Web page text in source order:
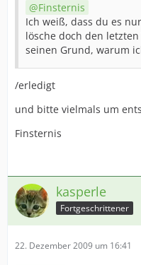
Finsternis
Ich weiß, dass du es
lösche doch den
seinen Grund, warum
/erledigt
und bitte vielmals um
Finsternis
kasperle
Fortgeschrittener
22. Dezember 2009 um 16:41